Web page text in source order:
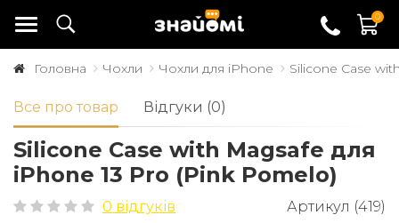
0
Головна Чохли Чохли для iPhone Silicone Case
Все про товар Відгуки (0)
Silicone Case with Magsafe для
iPhone 13 Pro (Pink Pomelo)
0 відгуків Артикул (419)